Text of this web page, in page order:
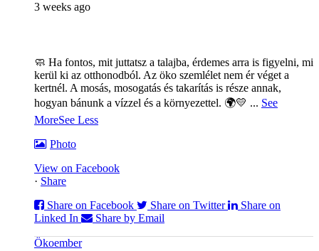
3 weeks ago
🧼 Ha fontos, mit juttatsz a talajba, érdemes arra is figyelni, mi
kerül ki az otthonodból. Az öko szemlélet nem ér véget a
kertnél. A mosás, mosogatás és takarítás is része annak,
hogyan bánunk a vízzel és a környezettel. 🌍💛 ... See
MoreSee Less
Photo
View on Facebook
· Share
Share on Facebook
Share on Twitter
Share on
Linked In
Share by Email
Ökoember